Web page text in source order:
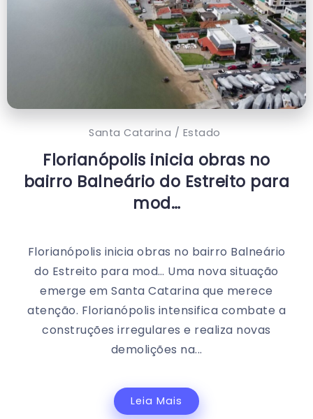
Santa Catarina / Estado
Florianópolis inicia obras no
bairro Balneário do Estreito para
mod…
Florianópolis inicia obras no bairro Balneário
do Estreito para mod… Uma nova situação
emerge em Santa Catarina que merece
atenção. Florianópolis intensifica combate a
construções irregulares e realiza novas
demolições na...
Leia Mais